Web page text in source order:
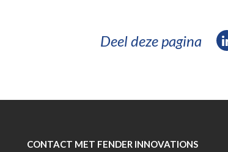
Deel deze pagina
CONTACT MET FENDER INNOVATIONS